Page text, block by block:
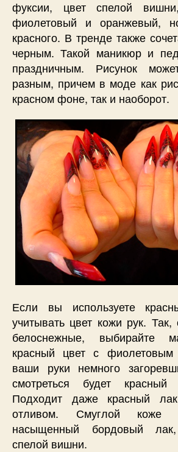
фуксии, цвет спелой
фиолетовый и оранжевый,
красного. В тренде также
черным. Такой маникюр и
праздничным. Рисунок
разным, причем в моде как
красном фоне, так и наоборот.
Если вы используете
учитывать цвет кожи рук.
белоснежные, выбирайте
красный цвет с
ваши руки немного
смотреться будет
Подходит даже красный
отливом. Смуглой коже
насыщенный бордовый
спелой вишни.